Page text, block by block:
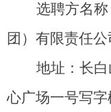
选聘方名
团）有限责任公
地址：长
心广场一号写字